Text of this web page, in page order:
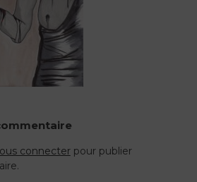
connecterpour publier